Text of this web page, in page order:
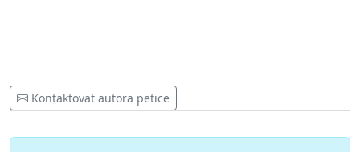
Kontaktovat autora petice